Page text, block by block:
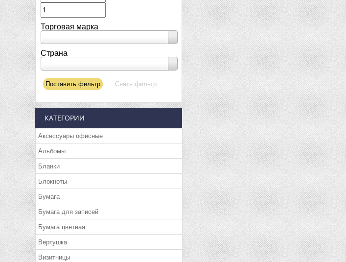
Торговая марка
Страна
КАТЕГОРИИ
Аксессуары офисные
Альбомы
Бланки
Блокноты
Бумага
Бумага для записей
Бумага цветная
Вертушка
Визитницы